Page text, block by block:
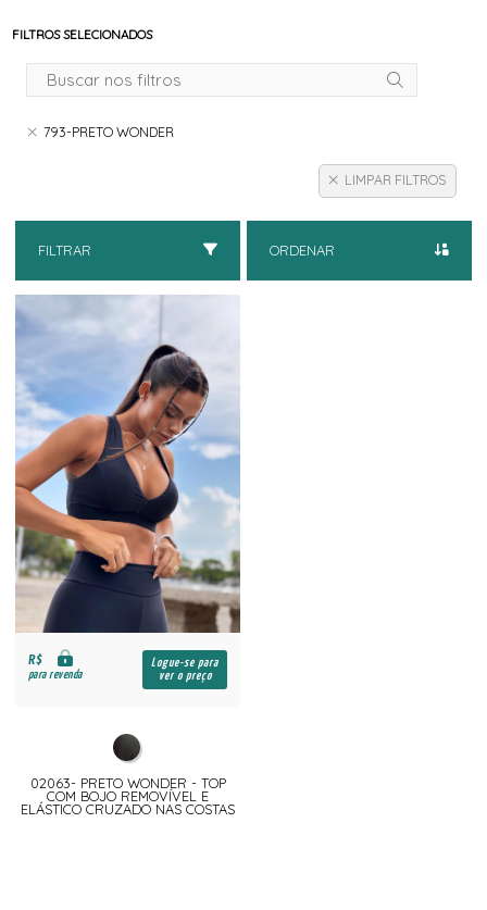
FILTROS SELECIONADOS
793-PRETO WONDER
LIMPAR FILTROS
FILTRAR ORDENAR
R$
para revenda
Logue-se para
ver o preço
02063- PRETO WONDER - TOP
COM BOJO REMOVÍVEL E
ELÁSTICO CRUZADO NAS COSTAS